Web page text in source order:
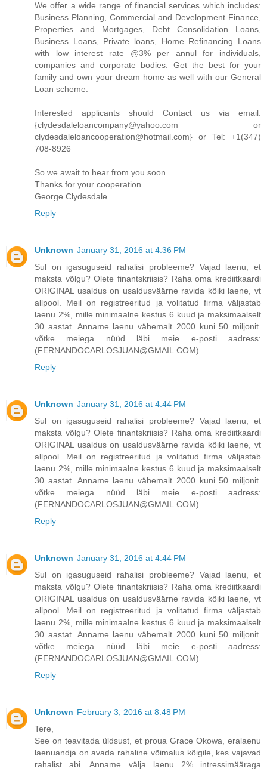
We offer a wide range of financial services which includes:
Business Planning, Commercial and Development Finance,
Properties and Mortgages, Debt Consolidation Loans,
Business Loans, Private loans, Home Refinancing Loans
with low interest rate @3% per annul for individuals,
companies and corporate bodies. Get the best for your
family and own your dream home as well with our General
Loan scheme.
Interested applicants should Contact us via email:
{clydesdaleloancompany@yahoo.com or
clydesdaleloancooperation@hotmail.com} or Tel: +1(347)
708-8926
So we await to hear from you soon.
Thanks for your cooperation
George Clydesdale...
Reply
Unknown January 31, 2016 at 4:36 PM
Sul on igasuguseid rahalisi probleeme? Vajad laenu, et
maksta võlgu? Olete finantskriisis? Raha oma krediitkaardi
ORIGINAL usaldus on usaldusväärne ravida kõiki laene, vt
allpool. Meil on registreeritud ja volitatud firma väljastab
laenu 2%, mille minimaalne kestus 6 kuud ja maksimaalselt
30 aastat. Anname laenu vähemalt 2000 kuni 50 miljonit.
võtke meiega nüüd läbi meie e-posti aadress:
(FERNANDOCARLOSJUAN@GMAIL.COM)
Reply
Unknown January 31, 2016 at 4:44 PM
Sul on igasuguseid rahalisi probleeme? Vajad laenu, et
maksta võlgu? Olete finantskriisis? Raha oma krediitkaardi
ORIGINAL usaldus on usaldusväärne ravida kõiki laene, vt
allpool. Meil on registreeritud ja volitatud firma väljastab
laenu 2%, mille minimaalne kestus 6 kuud ja maksimaalselt
30 aastat. Anname laenu vähemalt 2000 kuni 50 miljonit.
võtke meiega nüüd läbi meie e-posti aadress:
(FERNANDOCARLOSJUAN@GMAIL.COM)
Reply
Unknown January 31, 2016 at 4:44 PM
Sul on igasuguseid rahalisi probleeme? Vajad laenu, et
maksta võlgu? Olete finantskriisis? Raha oma krediitkaardi
ORIGINAL usaldus on usaldusväärne ravida kõiki laene, vt
allpool. Meil on registreeritud ja volitatud firma väljastab
laenu 2%, mille minimaalne kestus 6 kuud ja maksimaalselt
30 aastat. Anname laenu vähemalt 2000 kuni 50 miljonit.
võtke meiega nüüd läbi meie e-posti aadress:
(FERNANDOCARLOSJUAN@GMAIL.COM)
Reply
Unknown February 3, 2016 at 8:48 PM
Tere,
See on teavitada üldsust, et proua Grace Okowa, eralaenu
laenuandja on avada rahaline võimalus kõigile, kes vajavad
rahalist abi. Anname välja laenu 2% intressimääraga